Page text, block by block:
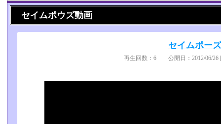
セイムポウズ動画
セイムポーズ
再生回数：6 公開日：2012/06/26